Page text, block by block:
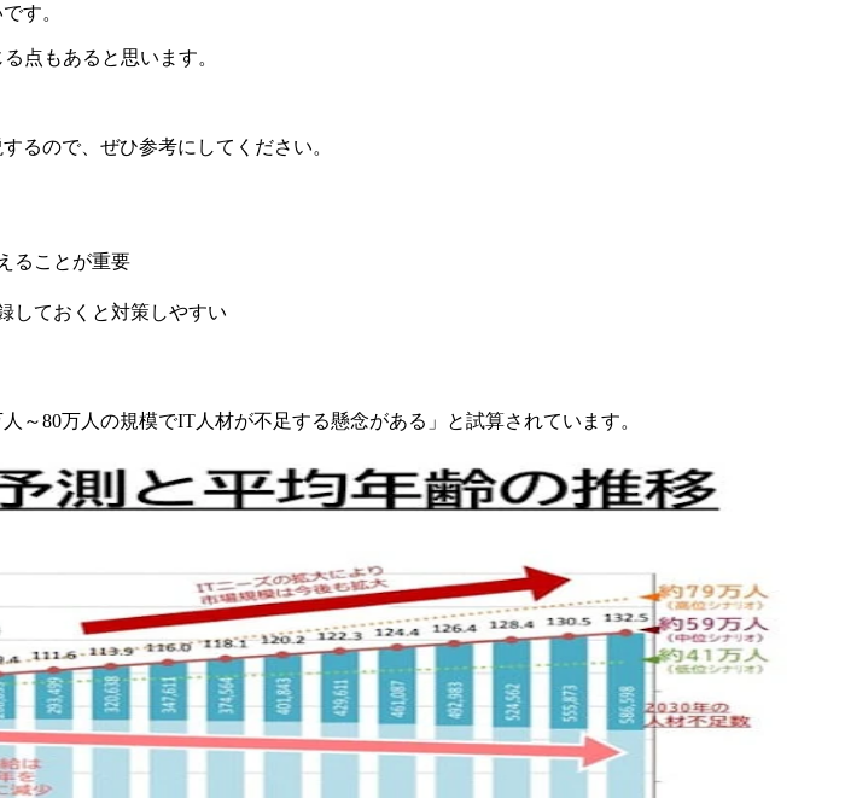
す。
点もあると思います。
るので、ぜひ参考にしてください。
ることが重要
しておくと対策しやすい
～80万人の規模でIT人材が不足する懸念がある」と試算されています。